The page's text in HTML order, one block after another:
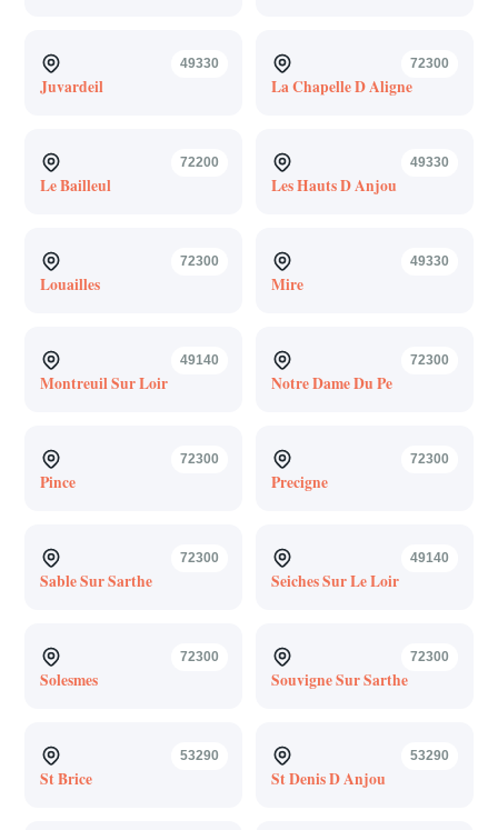
49330
Juvardeil
72300
La Chapelle D Aligne
72200
Le Bailleul
49330
Les Hauts D Anjou
72300
Louailles
49330
Mire
49140
Montreuil Sur Loir
72300
Notre Dame Du Pe
72300
Pince
72300
Precigne
72300
Sable Sur Sarthe
49140
Seiches Sur Le Loir
72300
Solesmes
72300
Souvigne Sur Sarthe
53290
St Brice
53290
St Denis D Anjou